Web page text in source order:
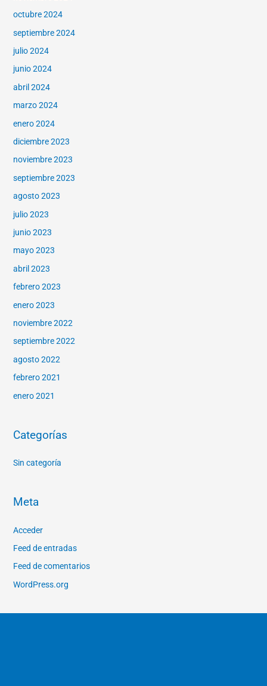
octubre 2024
septiembre 2024
julio 2024
junio 2024
abril 2024
marzo 2024
enero 2024
diciembre 2023
noviembre 2023
septiembre 2023
agosto 2023
julio 2023
junio 2023
mayo 2023
abril 2023
febrero 2023
enero 2023
noviembre 2022
septiembre 2022
agosto 2022
febrero 2021
enero 2021
Categorías
Sin categoría
Meta
Acceder
Feed de entradas
Feed de comentarios
WordPress.org